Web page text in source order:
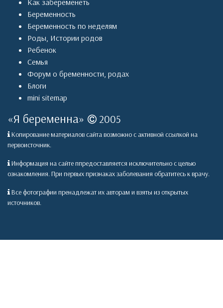
Как забеременеть
Беременность
Беременность по неделям
Роды, Истории родов
Ребенок
Семья
Форум о бременности, родах
Блоги
mini sitemap
«Я беременна» 2005
Копирование материалов сайта возможно с активной ссылкой на
первоисточник.
Информация на сайте ппредоставляется исключительно с целью
ознакомления. При первых признаках заболевания обратитесь к врачу.
Все фотографии пренадлежат их авторам и взяты из открытых
источников.